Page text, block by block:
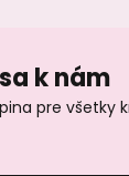
k nám
pre všetky